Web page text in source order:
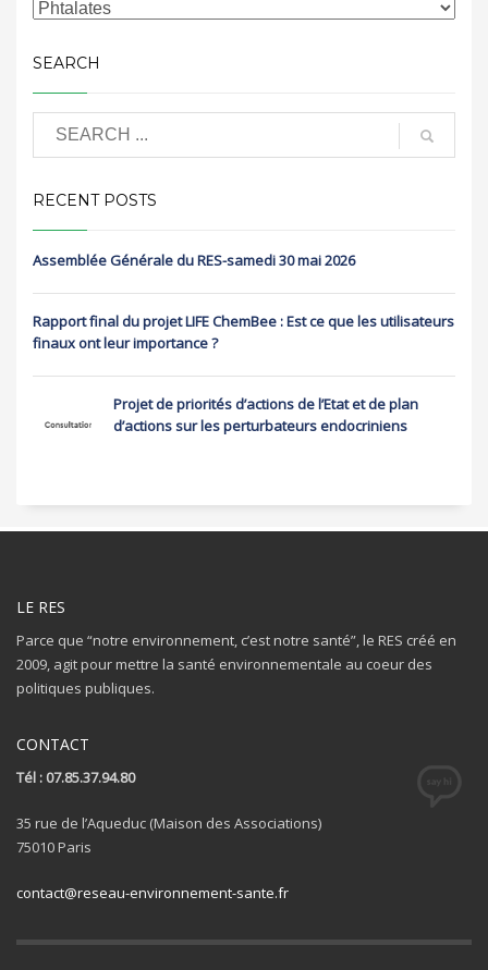
SEARCH
RECENT POSTS
Assemblée Générale du RES-samedi 30 mai 2026
Rapport final du projet LIFE ChemBee : Est ce que les utilisateurs
finaux ont leur importance ?
Projet de priorités d’actions de l’Etat et de plan
d’actions sur les perturbateurs endocriniens
LE RES
Parce que “notre environnement, c’est notre santé”, le RES créé en
2009, agit pour mettre la santé environnementale au coeur des
politiques publiques.
CONTACT
Tél : 07.85.37.94.80
35 rue de l’Aqueduc (Maison des Associations)
75010 Paris
contact@reseau-environnement-sante.fr